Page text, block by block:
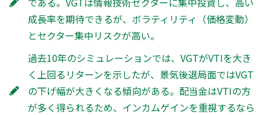
成長率を期待できるが、ボラティリティ（価格変動）
とセクター集中リスクが高い。
過去10年のシミュレーションでは、VGTがVTIを大き
く上回るリターンを示したが、景気後退局面ではVGT
の下げ幅が大きくなる傾向がある。配当金はVTIの方
が多く得られるため、インカムゲインを重視するなら